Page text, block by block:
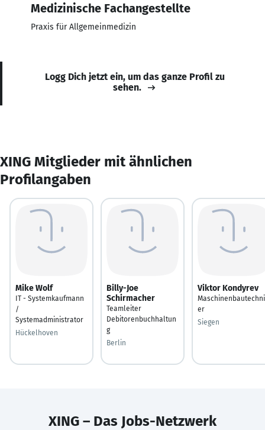
Medizinische Fachangestellte
Praxis für Allgemeinmedizin
Logg Dich jetzt ein, um das ganze Profil zu
sehen.
XING Mitglieder mit ähnlichen
Profilangaben
Mike Wolf
IT - Systemkaufmann
/
Systemadministrator
Hückelhoven
Billy-Joe
Schirmacher
Teamleiter
Debitorenbuchhaltun
g
Berlin
Viktor Kondyrev
er
Siegen
XING – Das Jobs-Netzwerk